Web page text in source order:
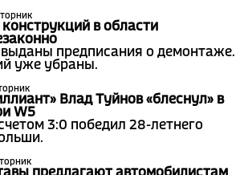
в области
предписания о демонтаже.
уже убраны.
Влад Туйнов «блеснул» в
W5
3:0 победил 28-летнего